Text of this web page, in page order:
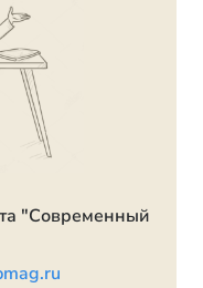
"Современный